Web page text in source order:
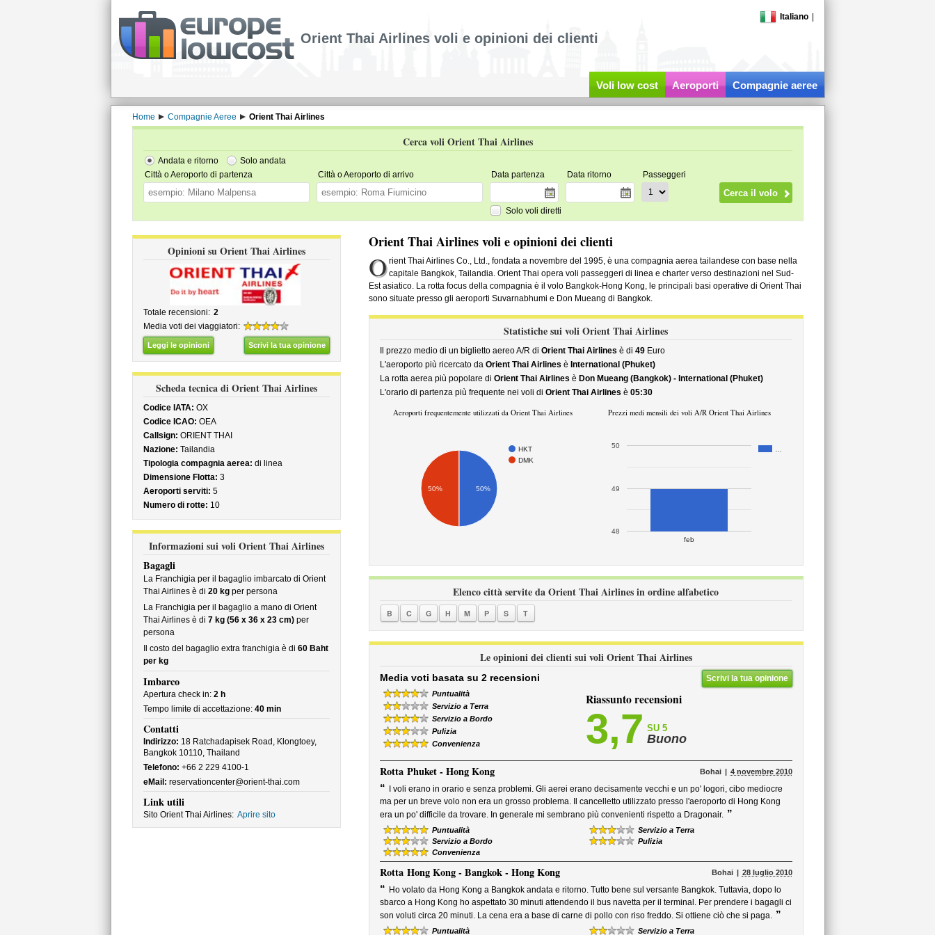
Italiano
Orient Thai Airlines voli e opinioni dei clienti
Voli low cost Aeroporti Compagnie aeree
Home Compagnie Aeree Orient Thai Airlines
Cerca voli Orient Thai Airlines
Andata e ritorno
Solo andata
Città o Aeroporto di partenza
Città o Aeroporto di arrivo Data partenza Data ritorno Passeggeri
Solo voli diretti
Opinioni su Orient Thai Airlines
Totale recensioni: 2
Media voti dei viaggiatori:
Leggi le opinioni Scrivi la tua opinione
Scheda tecnica di Orient Thai Airlines
Codice IATA: OX
Codice ICAO: OEA
Callsign: ORIENT THAI
Nazione: Tailandia
Tipologia compagnia aerea: di linea
Dimensione Flotta: 3
Aeroporti serviti: 5
Numero di rotte: 10
Informazioni sui voli Orient Thai Airlines
Bagagli
La Franchigia per il bagaglio imbarcato di Orient
Thai Airlines è di 20 kgper persona
La Franchigia per il bagaglio a mano di Orient
Thai Airlines è di 7 kg (56 x 36 x 23 cm)per
persona
Il costo del bagaglio extra franchigia è di 60 Baht
per kg
Imbarco
Apertura check in: 2 h
Tempo limite di accettazione: 40 min
Contatti
Indirizzo: 18 Ratchadapisek Road, Klongtoey,
Bangkok 10110, Thailand
Telefono: +66 2 229 4100-1
eMail: reservationcenter@orient-thai.com
Link utili
Sito Orient Thai Airlines: Aprire sito
Orient Thai Airlines voli e opinioni dei clienti
O rient Thai Airlines Co., Ltd., fondata a novembre del 1995, è una compagnia aerea tailandese con base nella
capitale Bangkok, Tailandia. Orient Thai opera voli passeggeri di linea e charter verso destinazioni nel Sud-
Est asiatico. La rotta focus della compagnia è il volo Bangkok-Hong Kong, le principali basi operative di Orient Thai
sono situate presso gli aeroporti Suvarnabhumi e Don Mueang di Bangkok.
Statistiche sui voli Orient Thai Airlines
Il prezzo medio di un biglietto aereo A/R di Orient Thai Airlines è di 49Euro
L'aeroporto più ricercato da Orient Thai Airlines è International (Phuket)
La rotta aerea più popolare di Orient Thai Airlines è Don Mueang (Bangkok) - International (Phuket)
L'orario di partenza più frequente nei voli di Orient Thai Airlines è 05:30
Aeroporti frequentemente utilizzati da Orient Thai Airlines
HKT
DMK
50% 50%
Prezzi medi mensili dei voli A/R Orient Thai Airlines
feb
48
49
50
Elenco città servite da Orient Thai Airlines in ordine alfabetico
B C G H M P S T
Le opinioni dei clienti sui voli Orient Thai Airlines
Scrivi la tua opinione
Media voti basata su 2 recensioni
Puntualità
Servizio a Terra
Servizio a Bordo
Pulizia
Convenienza
Riassunto recensioni
3,7 SU 5
Buono
Rotta Phuket - Hong Kong Bohai 4 novembre 2010
“
I voli erano in orario e senza problemi. Gli aerei erano decisamente vecchi e un po' logori, cibo mediocre
ma per un breve volo non era un grosso problema. Il cancelletto utilizzato presso l'aeroporto di Hong Kong
era un po' difficile da trovare. In generale mi sembrano più convenienti rispetto a Dragonair. ”
Puntualità
Servizio a Terra
Servizio a Bordo
Pulizia
Convenienza
Rotta Hong Kong - Bangkok - Hong Kong Bohai 28 luglio 2010
“ Ho volato da Hong Kong a Bangkok andata e ritorno. Tutto bene sul versante Bangkok. Tuttavia, dopo lo
sbarco a Hong Kong ho aspettato 30 minuti attendendo il bus navetta per il terminal. Per prendere i bagagli ci
son voluti circa 20 minuti. La cena era a base di carne di pollo con riso freddo. Si ottiene ciò che si paga. ”
Puntualità Servizio a Terra